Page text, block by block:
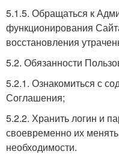
5.1.5. Обращаться к
функционирования
восстановления
5.2. Обязанности
5.2.1. Ознакомиться с
Соглашения;
5.2.2. Хранить логин и
своевременно их
необходимости.